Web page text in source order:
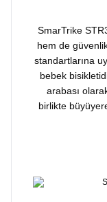
SmarTrike
hem de
standartlarına
bebek
arabası
birlikte